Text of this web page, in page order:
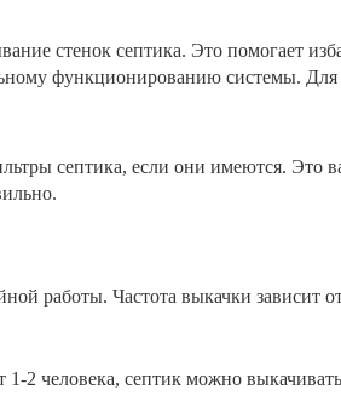
стенок септика. Это помогает
функционированию системы. Для
септика, если они имеются. Это
работы. Частота выкачки зависит
1-2 человека, септик можно